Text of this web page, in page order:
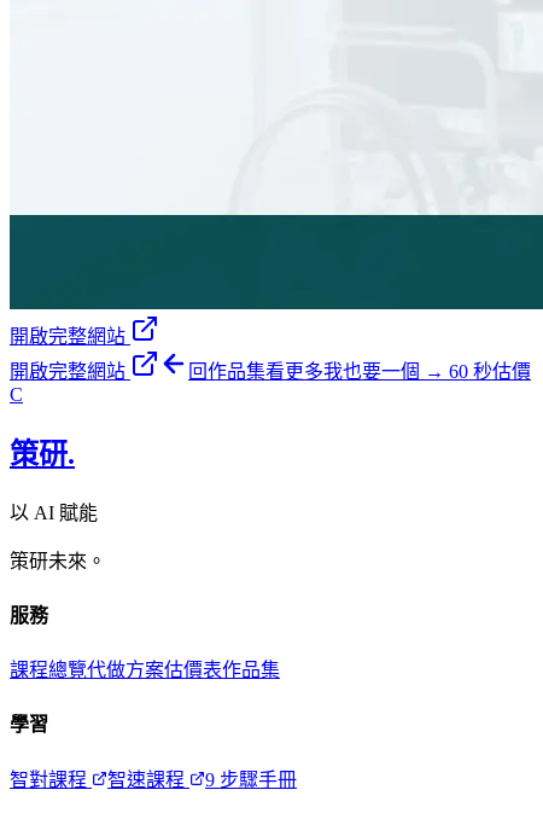
開啟完整網站
開啟完整網站
回作品集看更多我也要一個 → 60 秒估價
C
策研.
以 AI 賦能
策研未來。
服務
課程總覽代做方案估價表作品集
學習
智對課程 智速課程 9 步驟手冊